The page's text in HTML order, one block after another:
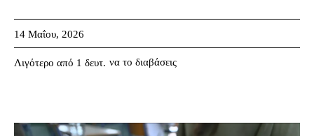
14 Μαΐου, 2026
Λιγότερο από 1 δευτ. να το διαβάσεις